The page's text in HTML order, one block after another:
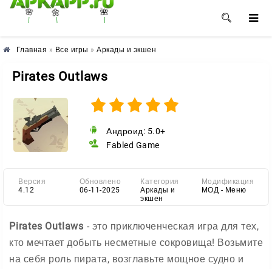
🌸 🌼 🌺
Главная » Все игры » Аркады и экшен
Pirates Outlaws
Андроид: 5.0+
Fabled Game
Версия
4.12
Обновлено
06-11-2025
Категория
Аркады и
экшен
Модификация
МОД - Меню
Pirates Outlaws - это приключенческая игра для тех,
кто мечтает добыть несметные сокровища! Возьмите
на себя роль пирата, возглавьте мощное судно и